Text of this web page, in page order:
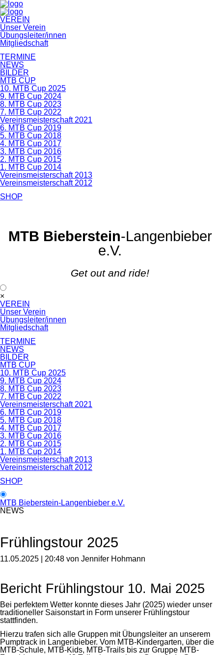
Navigation
überspringen
VEREIN
Unser Verein
Übungsleiter/innen
Mitgliedschaft
TERMINE
NEWS
BILDER
MTB CUP
10. MTB Cup 2025
9. MTB Cup 2024
8. MTB Cup 2023
7. MTB Cup 2022
Vereinsmeisterschaft 2021
6. MTB Cup 2019
5. MTB Cup 2018
4. MTB Cup 2017
3. MTB Cup 2016
2. MTB Cup 2015
1. MTB Cup 2014
Vereinsmeisterschaft 2013
Vereinsmeisterschaft 2012
SHOP
MTB Bieberstein-Langenbieber
e.V.
Get out and ride!
×
überspringen
VEREIN
Unser Verein
Übungsleiter/innen
Mitgliedschaft
TERMINE
NEWS
BILDER
MTB CUP
10. MTB Cup 2025
9. MTB Cup 2024
8. MTB Cup 2023
7. MTB Cup 2022
Vereinsmeisterschaft 2021
6. MTB Cup 2019
5. MTB Cup 2018
4. MTB Cup 2017
3. MTB Cup 2016
2. MTB Cup 2015
1. MTB Cup 2014
Vereinsmeisterschaft 2013
Vereinsmeisterschaft 2012
SHOP
MTB Bieberstein-Langenbieber e.V.
NEWS
Frühlingstour 2025
11.05.2025 | 20:48 von Jennifer Hohmann
Bericht Frühlingstour 10. Mai 2025
Bei perfektem Wetter konnte dieses Jahr (2025) wieder unser
traditioneller Saisonstart in Form unserer Frühlingstour
stattfinden.
Hierzu trafen sich alle Gruppen mit Übungsleiter an unserem
Pumptrack in Langenbieber. Vom MTB-Kindergarten, über die
MTB-Schule, MTB-Kids, MTB-Trails bis zur Gruppe MTB-